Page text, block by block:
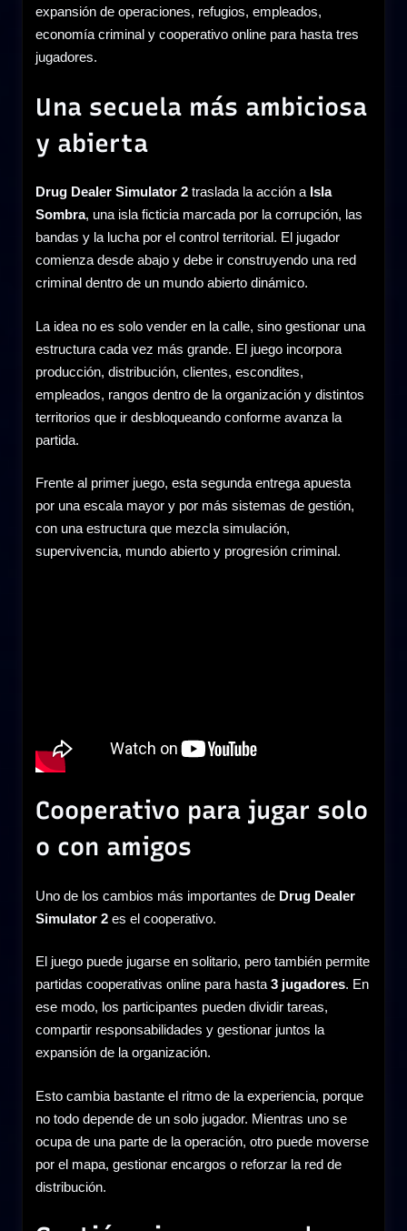
expansión de operaciones, refugios, empleados,
economía criminal y cooperativo online para hasta tres
jugadores.
Una secuela más ambiciosa
y abierta
Drug Dealer Simulator 2 traslada la acción a Isla
Sombra, una isla ficticia marcada por la corrupción, las
bandas y la lucha por el control territorial. El jugador
comienza desde abajo y debe ir construyendo una red
criminal dentro de un mundo abierto dinámico.
La idea no es solo vender en la calle, sino gestionar una
estructura cada vez más grande. El juego incorpora
producción, distribución, clientes, escondites,
empleados, rangos dentro de la organización y distintos
territorios que ir desbloqueando conforme avanza la
partida.
Frente al primer juego, esta segunda entrega apuesta
por una escala mayor y por más sistemas de gestión,
con una estructura que mezcla simulación,
supervivencia, mundo abierto y progresión criminal.
Cooperativo para jugar solo
o con amigos
Uno de los cambios más importantes de Drug Dealer
Simulator 2 es el cooperativo.
El juego puede jugarse en solitario, pero también permite
partidas cooperativas online para hasta 3 jugadores. En
ese modo, los participantes pueden dividir tareas,
compartir responsabilidades y gestionar juntos la
expansión de la organización.
Esto cambia bastante el ritmo de la experiencia, porque
no todo depende de un solo jugador. Mientras uno se
ocupa de una parte de la operación, otro puede moverse
por el mapa, gestionar encargos o reforzar la red de
distribución.